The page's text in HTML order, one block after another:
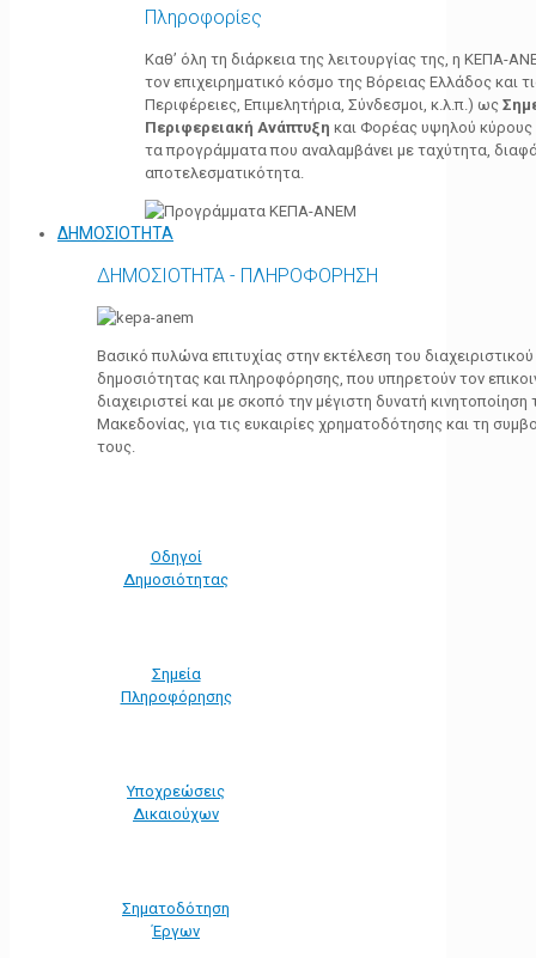
Πληροφορίες
Καθ’ όλη τη διάρκεια της λειτουργίας της, η ΚΕΠΑ-
τον επιχειρηματικό κόσμο της Βόρειας Ελλάδος και
Περιφέρειες, Επιμελητήρια, Σύνδεσμοι, κ.λ.π.) ως
Περιφερειακή Ανάπτυξη και Φορέας υψηλού κύρους
τα προγράμματα που αναλαμβάνει με ταχύτητα,
αποτελεσματικότητα.
ΔΗΜΟΣΙΟΤΗΤΑ
ΔΗΜΟΣΙΟΤΗΤΑ - ΠΛΗΡΟΦΟΡΗΣΗ
Βασικό πυλώνα επιτυχίας στην εκτέλεση του
δημοσιότητας και πληροφόρησης, που υπηρετούν τον
διαχειριστεί και με σκοπό την μέγιστη δυνατή
Μακεδονίας, για τις ευκαιρίες χρηματοδότησης και τη
τους.
Οδηγοί
Δημοσιότητας
Σημεία
Πληροφόρησης
Υποχρεώσεις
Δικαιούχων
Σηματοδότηση
Έργων